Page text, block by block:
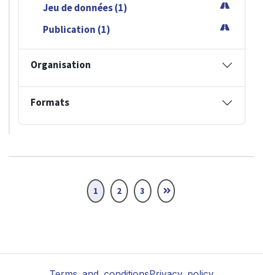
Jeu de données (1)
Publication (1)
Organisation
Formats
1 2 3